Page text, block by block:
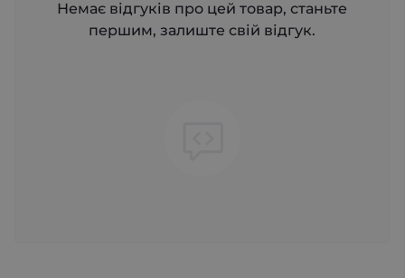
Немає відгуків про цей товар, станьте
першим, залиште свій відгук.